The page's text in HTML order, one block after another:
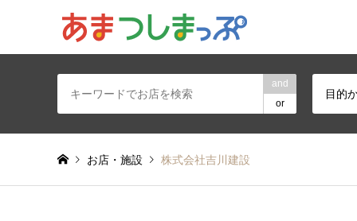
and
or
目的
お店・施設 株式会社吉川建設